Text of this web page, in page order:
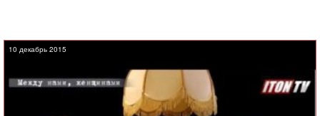
10 декабрь 2015